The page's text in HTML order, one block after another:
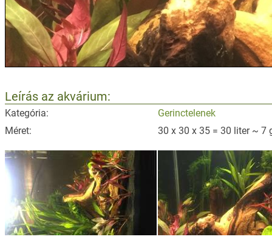
Leírás az akvárium:
Kategória:
Gerinctelenek
Méret:
30 x 30 x 35 = 30 liter ~ 7